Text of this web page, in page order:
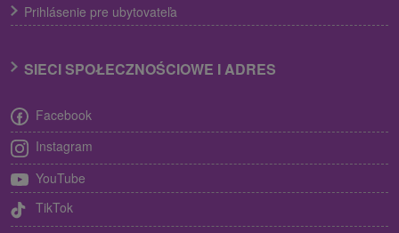
Prihlásenie pre ubytovateľa
SIECI SPOŁECZNOŚCIOWE I ADRES
Facebook
Instagram
YouTube
TikTok